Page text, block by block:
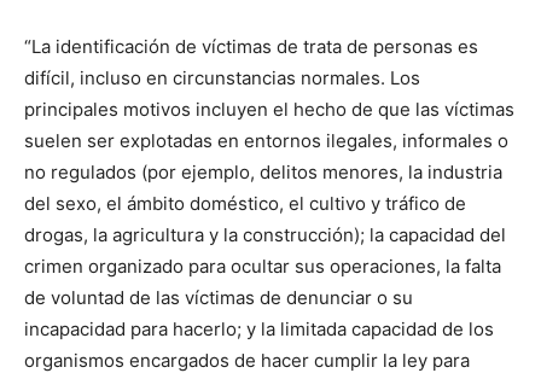
“La identificación de víctimas de trata de personas es
difícil, incluso en circunstancias normales. Los
principales motivos incluyen el hecho de que las víctimas
suelen ser explotadas en entornos ilegales, informales o
no regulados (por ejemplo, delitos menores, la industria
del sexo, el ámbito doméstico, el cultivo y tráfico de
drogas, la agricultura y la construcción); la capacidad del
crimen organizado para ocultar sus operaciones, la falta
de voluntad de las víctimas de denunciar o su
incapacidad para hacerlo; y la limitada capacidad de los
organismos encargados de hacer cumplir la ley para